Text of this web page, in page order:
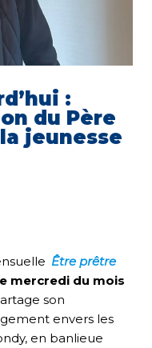
:
du Père
jeunesse
Être prêtre
mercredi du mois
son
envers les
en banlieue